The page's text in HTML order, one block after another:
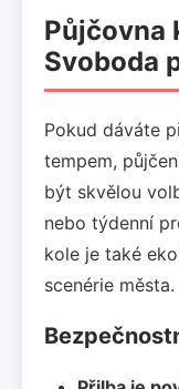
Půjčovna
Svoboda
Pokud dáváte
tempem,
být skvělou
nebo týdenní
kole je také
scenérie města.